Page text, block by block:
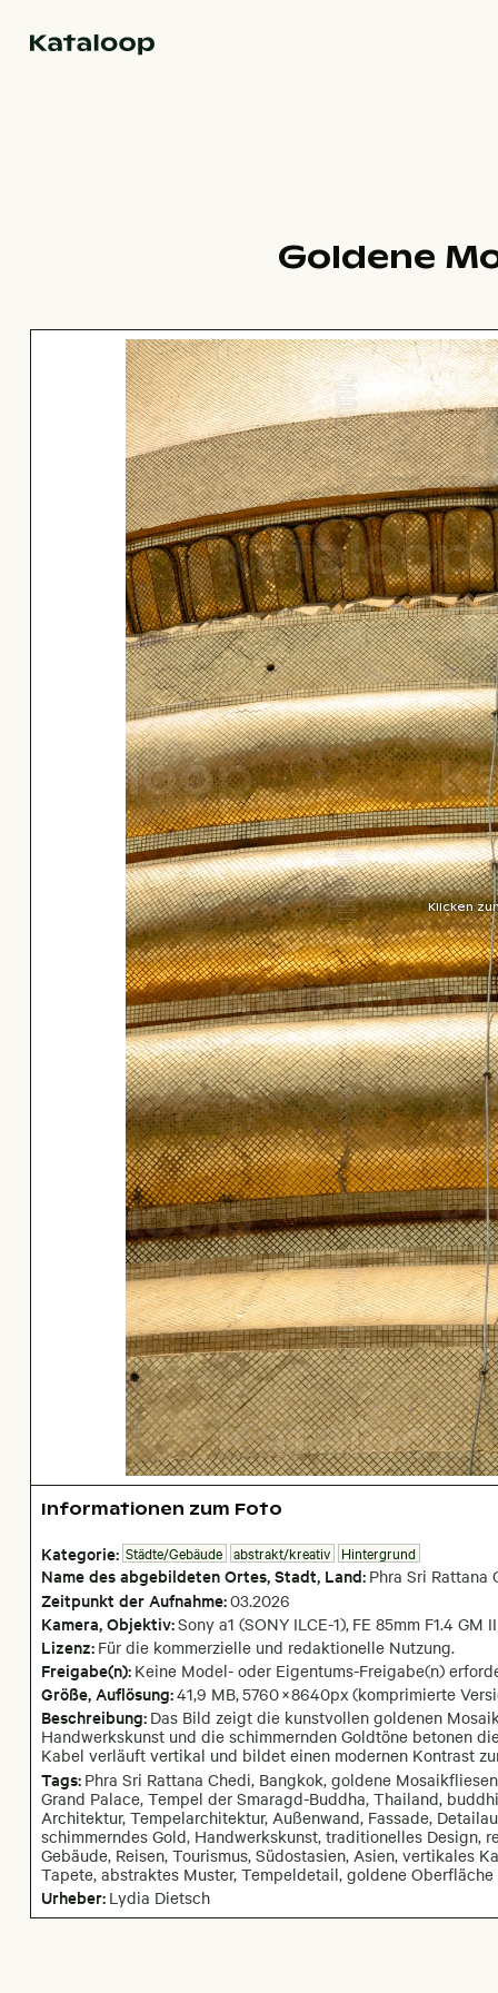
Goldene
Klicken
Informationen zum Foto
Kategorie: Städte/Gebäude abstrakt/kreativ Hintergrund
Name des abgebildeten Ortes,Stadt, Land: Phra Sri Rattana
Zeitpunkt der Aufnahme:03.2026
Kamera, Objektiv:Sony a1 (SONY ILCE-1), FE 85mm F1.4 GM II
Lizenz: Für die kommerzielle und redaktionelle Nutzung.
Freigabe(n): Keine Model- oder Eigentums-Freigabe(n)
Größe, Auflösung:41,9 MB,5760×8640px (komprimierte
Beschreibung: Das Bild zeigt die kunstvollen goldenen
Handwerkskunst und die schimmernden Goldtöne betonen
Kabel verläuft vertikal und bildet einen modernen Kontrast
Tags: Phra Sri Rattana Chedi, Bangkok, goldene
Grand Palace, Tempel der Smaragd-Buddha, Thailand,
Architektur, Tempelarchitektur, Außenwand, Fassade,
schimmerndes Gold, Handwerkskunst, traditionelles Design,
Gebäude, Reisen, Tourismus, Südostasien, Asien, vertikales
Tapete, abstraktes Muster, Tempeldetail, goldene Oberfläche
Urheber: Lydia Dietsch